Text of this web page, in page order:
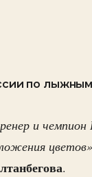
по
и
цветов»
.